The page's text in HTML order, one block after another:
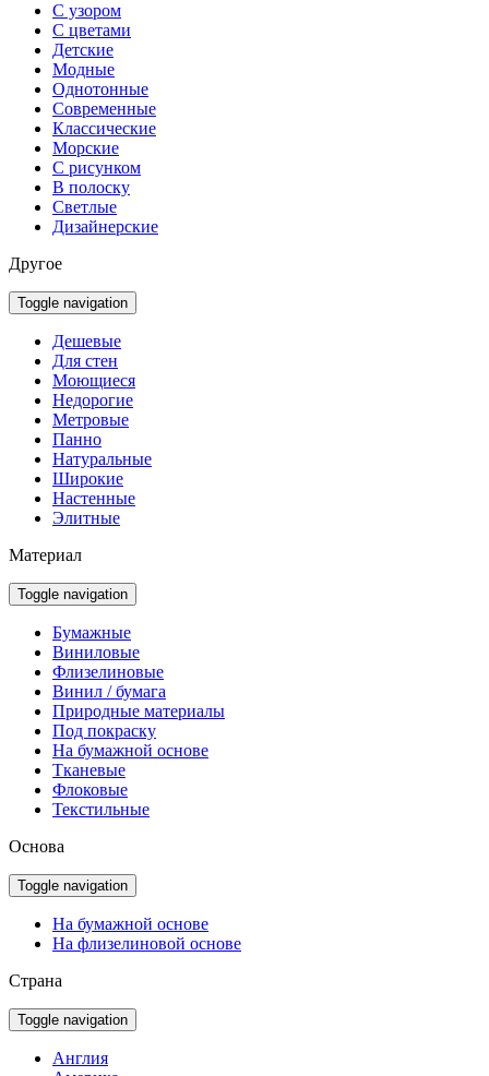
С узором
С цветами
Детские
Модные
Однотонные
Современные
Классические
Морские
С рисунком
В полоску
Светлые
Дизайнерские
Другое
Toggle navigation
Дешевые
Для стен
Моющиеся
Недорогие
Метровые
Панно
Натуральные
Широкие
Настенные
Элитные
Материал
Toggle navigation
Бумажные
Виниловые
Флизелиновые
Винил / бумага
Природные материалы
Под покраску
На бумажной основе
Тканевые
Флоковые
Текстильные
Основа
Toggle navigation
На бумажной основе
На флизелиновой основе
Страна
Toggle navigation
Англия